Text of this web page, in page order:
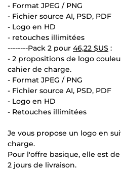
- Format JPEG / PNG
- Fichier source AI, PSD, PDF
- Logo en HD
- retouches illimitées
--------Pack 2 pour 46,22 $US :
- 2 propositions de logo
cahier de charge.
- Format JPEG / PNG
- Fichier source AI, PSD, PDF
- Logo en HD
- Retouches illimitées
Je vous propose un logo en
charge.
Pour l'offre basique, elle est de
2 jours de livraison.